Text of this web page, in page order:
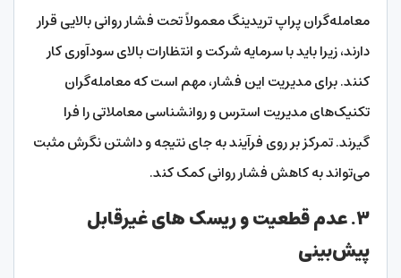
معامله‌گران پراپ تریدینگ معمولاً تحت فشار روانی بالایی قرار
دارند، زیرا باید با سرمایه شرکت و انتظارات بالای سودآوری کار
کنند. برای مدیریت این فشار، مهم است که معامله‌گران
تکنیک‌های مدیریت استرس و روانشناسی معاملاتی را فرا
گیرند. تمرکز بر روی فرآیند به جای نتیجه و داشتن نگرش مثبت
می‌تواند به کاهش فشار روانی کمک کند.
۳. عدم قطعیت و ریسک‌ های غیرقابل
پیش‌بینی